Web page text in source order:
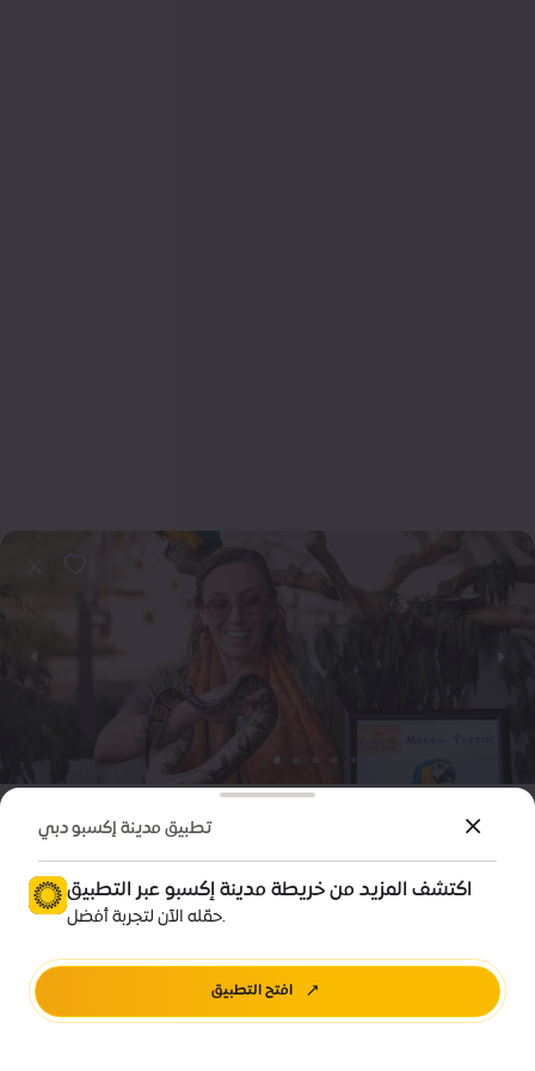
ترفيه
مهرجان موسم الحصاد
Price • 10 دراهم
تطبيق مدينة إكسبو دبي
اكتشف المزيد من خريطة مدينة إكسبو عبر التطبيق
حمّله الآن لتجربة أفضل.
افتح التطبيق